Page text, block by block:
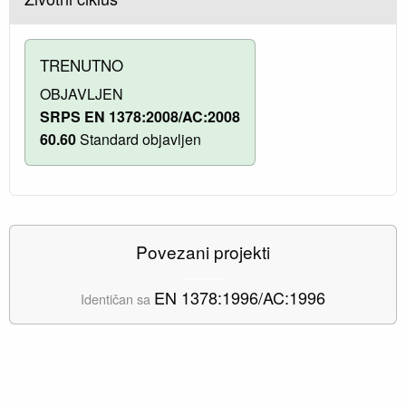
TRENUTNO
OBJAVLJEN
SRPS EN 1378:2008/AC:2008
60.60Standard objavljen
Povezani projekti
Identičan sa EN 1378:1996/AC:1996